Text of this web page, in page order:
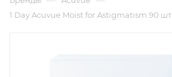
1 Day Acuvue Moist for Astigmatism 90 шт